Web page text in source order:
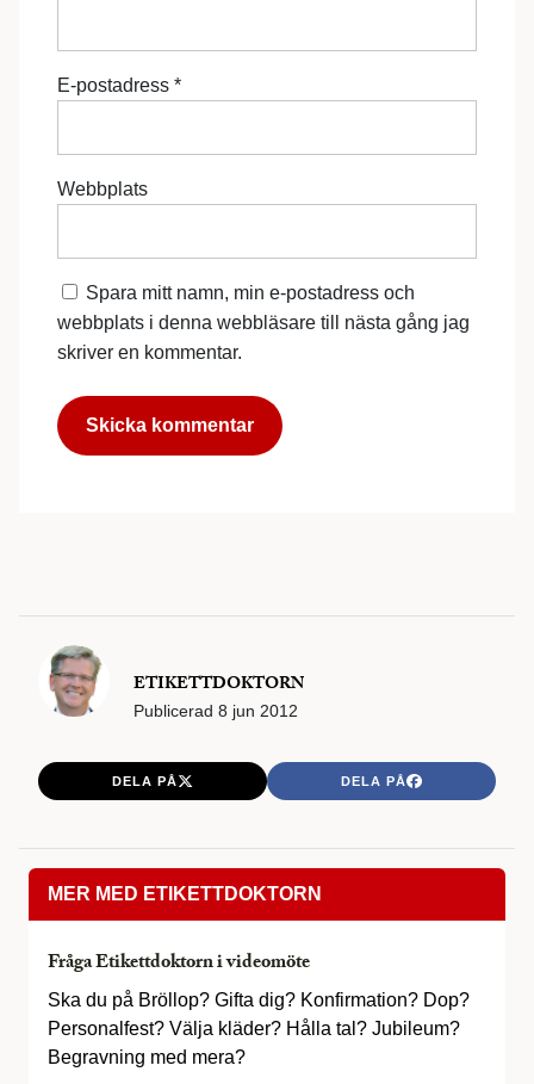
E-postadress *
Webbplats
Spara mitt namn, min e-postadress och
webbplats i denna webbläsare till nästa gång jag
skriver en kommentar.
ETIKETTDOKTORN
Publicerad 8 jun 2012
DELA PÅ DELA PÅ
MER MED ETIKETTDOKTORN
Fråga Etikettdoktorn i videomöte
Ska du på Bröllop? Gifta dig? Konfirmation? Dop?
Personalfest? Välja kläder? Hålla tal? Jubileum?
Begravning med mera?